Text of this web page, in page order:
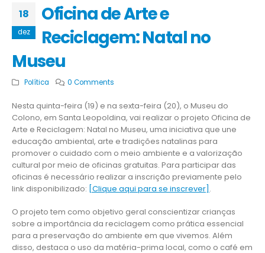
18
dez
Oficina de Arte e
Reciclagem: Natal no
Museu
Política 0 Comments
Nesta quinta-feira (19) e na sexta-feira (20), o Museu do
Colono, em Santa Leopoldina, vai realizar o projeto Oficina de
Arte e Reciclagem: Natal no Museu, uma iniciativa que une
educação ambiental, arte e tradições natalinas para
promover o cuidado com o meio ambiente e a valorização
cultural por meio de oficinas gratuitas. Para participar das
oficinas é necessário realizar a inscrição previamente pelo
link disponibilizado: [Clique aqui para se inscrever] .
O projeto tem como objetivo geral conscientizar crianças
sobre a importância da reciclagem como prática essencial
para a preservação do ambiente em que vivemos. Além
disso, destaca o uso da matéria-prima local, como o café em